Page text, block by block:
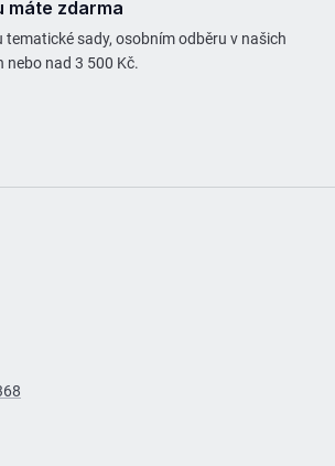
máte zdarma
tematické sady, osobním odběru v našich
nebo nad 3 500 Kč.